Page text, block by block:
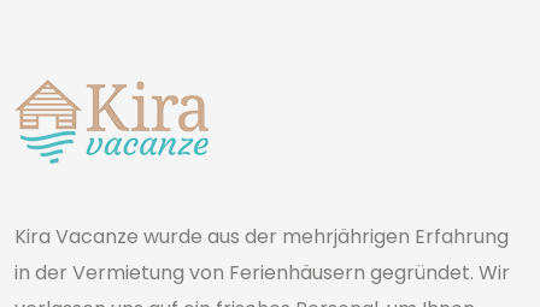
Kira Vacanze wurde aus der mehrjährigen Erfahrung
in der Vermietung von Ferienhäusern gegründet. Wir